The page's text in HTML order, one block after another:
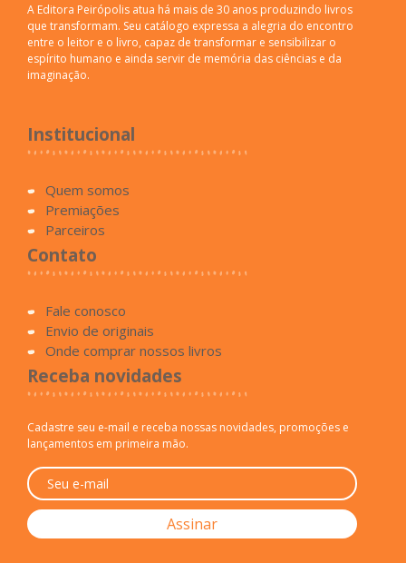
A Editora Peirópolis atua há mais de 30 anos produzindo livros
que transformam. Seu catálogo expressa a alegria do encontro
entre o leitor e o livro, capaz de transformar e sensibilizar o
espírito humano e ainda servir de memória das ciências e da
imaginação.
Institucional
Quem somos
Premiações
Parceiros
Contato
Fale conosco
Envio de originais
Onde comprar nossos livros
Receba novidades
Cadastre seu e-mail e receba nossas novidades, promoções e
lançamentos em primeira mão.